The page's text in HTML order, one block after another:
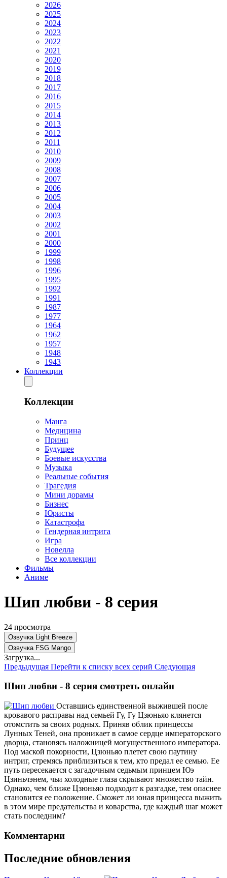
2026
2025
2024
2023
2022
2021
2020
2019
2018
2017
2016
2015
2014
2013
2012
2011
2010
2009
2008
2007
2006
2005
2004
2003
2002
2001
2000
1999
1998
1996
1995
1992
1991
1987
1977
1964
1962
1957
1948
1943
Коллекции
Коллекции
Манга
Медицина
Принц
Будущее
Боевые искусства
Музыка
Реальные события
Трагедия
Мини дорамы
Бизнес
Юристы
Катастрофа
Гендерная интрига
Игра
Новелла
Все коллекции
Фильмы
Аниме
Шип любви - 8 серия
24 просмотра
Озвучка Light Breeze
Озвучка FSG Mango
Загрузка...
Предыдущая Перейти к списку всех серий Следующая
Шип любви - 8 серия смотреть онлайн
Оставшись единственной выжившей после
кровавого расправы над семьей Гу, Гу Цзюньяо клянется
отомстить за своих родных. Приняв облик принцессы
Лунных Теней, она проникает в самое сердце императорского
дворца, становясь наложницей могущественного императора.
Под маской покорности, Цзюньяо плетет свою паутину
интриг, стремясь приблизиться к тем, кто предал ее семью. Ее
путь пересекается с загадочным седьмым принцем Юэ
Цзиньчэнем, чьи холодные глаза скрывают множество тайн.
Однако, чем ближе Цзюньяо подходит к разгадке, тем опаснее
становится ее положение. Сможет ли юная принцесса выжить
в этом мире предательства и коварства, где каждый шаг может
стать последним?
Комментарии
Последние обновления